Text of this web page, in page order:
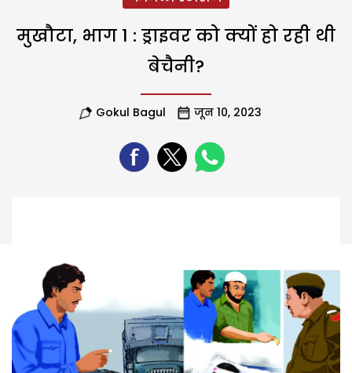
मुखौटा, भाग 1 : ड्राइवर को क्यों हो रही थी
बेचैनी?
Gokul Bagul जून 10, 2023